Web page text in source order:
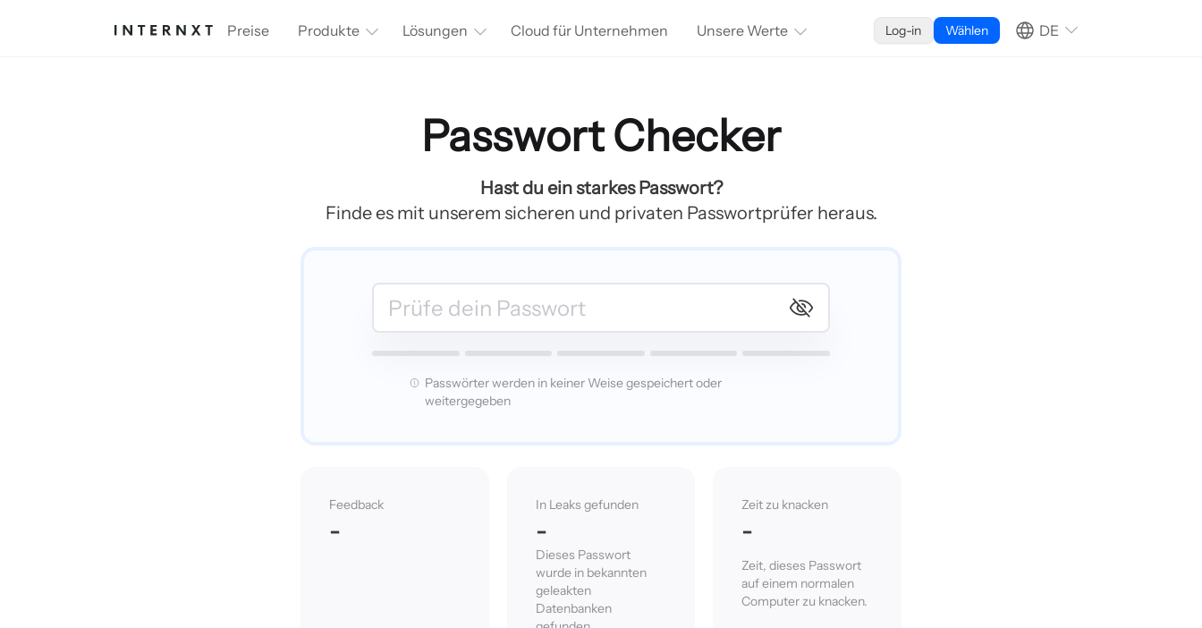
Preise Produkte Lösungen Cloud für Unternehmen Unsere Werte Log-in Wählen DE
Passwort Checker
Hast du ein starkes Passwort?
Finde es mit unserem sicheren und privaten Passwortprüfer heraus.
Passwörter werden in keiner Weise gespeichert oder
weitergegeben
Feedback
-
In Leaks gefunden
-
Dieses Passwort
wurde in bekannten
geleakten
Datenbanken
Zeit zu knacken
-
Zeit, dieses Passwort
auf einem normalen
Computer zu knacken.